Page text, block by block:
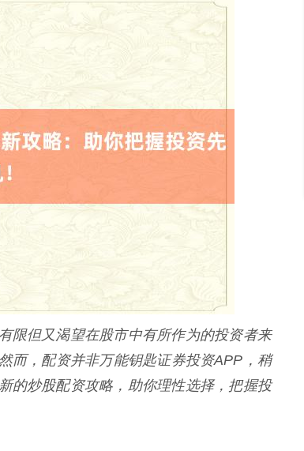
限但又渴望在股市中有所作为的投资者来
而，配资并非万能钥匙证券投资APP，稍
的炒股配资攻略，助你理性选择，把握投